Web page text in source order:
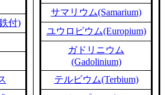
付)
サマリウム(Samarium)
ユウロピウム(Europium)
ガドリニウム
(Gadolinium)
テルビウム(Terbium)